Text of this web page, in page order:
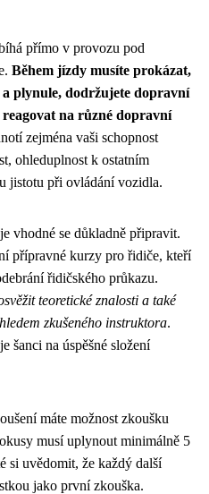
přímo v provozu pod
Během jízdy musíte prokázat,
a plynule, dodržujete dopravní
na různé dopravní
zejména vaši schopnost
ohleduplnost k ostatním
jistotu při ovládání vozidla.
vhodné se důkladně připravit.
přípravné kurzy pro řidiče, kteří
řidičského průkazu.
teoretické znalosti a také
zkušeného instruktora.
šanci na úspěšné složení
máte možnost zkoušku
musí uplynout minimálně 5
si uvědomit, že každý další
jako první zkouška.